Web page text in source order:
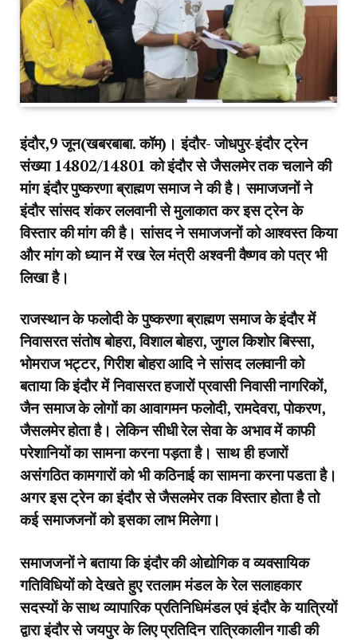
इंदौर,9 जून(खबरबाबा. कॉम)। इंदौर- जोधपुर-इंदौर ट्रेन
संख्या 14802/14801 को इंदौर से जैसलमेर तक चलाने की
मांग इंदौर पुष्करणा ब्राह्मण समाज ने की है। समाजजनों ने
इंदौर सांसद शंकर ललवानी से मुलाकात कर इस ट्रेन के
विस्तार की मांग की है। सांसद ने समाजजनों को आश्वस्त किया
और मांग को ध्यान में रख रेल मंत्री अश्वनी वैष्णव को पत्र भी
लिखा है।
राजस्थान के फलोदी के पुष्करणा ब्राह्मण समाज के इंदौर में
निवासरत संतोष बोहरा, विशाल बोहरा, जुगल किशोर बिस्सा,
भोमराज भट्टर, गिरीश बोहरा आदि ने सांसद ललवानी को
बताया कि इंदौर में निवासरत हजारों प्रवासी निवासी नागरिकों,
जैन समाज के लोगों का आवागमन फलोदी, रामदेवरा, पोकरण,
जैसलमेर होता है। लेकिन सीधी रेल सेवा के अभाव में काफी
परेशानियों का सामना करना पड़ता है। साथ ही हजारों
असंगठित कामगारों को भी कठिनाई का सामना करना पडता है।
अगर इस ट्रेन का इंदौर से जैसलमेर तक विस्तार होता है तो
कई समाजजनों को इसका लाभ मिलेगा।
समाजजनों ने बताया कि इंदौर की ओद्योगिक व व्यवसायिक
गतिविधियों को देखते हुए रतलाम मंडल के रेल सलाहकार
सदस्यों के साथ व्यापारिक प्रतिनिधिमंडल एवं इंदौर के यात्रियों
द्वारा इंदौर से जयपुर के लिए प्रतिदिन रात्रिकालीन गाडी की